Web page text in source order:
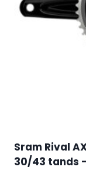
Sram Rival
30/43 tands